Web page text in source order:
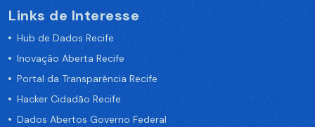
Links de Interesse
Hub de Dados Recife
Inovação Aberta Recife
Portal da Transparência Recife
Hacker Cidadão Recife
Dados Abertos Governo Federal